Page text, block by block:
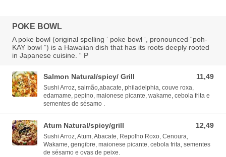
POKE BOWL
A poke bowl (original spelling ‘ poke bowl ‘, pronounced “poh-
KAY bowl ”) is a Hawaiian dish that has its roots deeply rooted
in Japanese cuisine. “ P
Salmon Natural/spicy/ Grill 11,49
11,49 EUR
Sushi Arroz, salmão,abacate, philadelphia, couve roxa,
edamame, pepino, maionese picante, wakame, cebola frita e
sementes de sésamo .
Atum Natural/spicy/grill 12,49
12,49 EUR
Sushi Arroz, Atum, Abacate, Repolho Roxo, Cenoura,
Wakame, gengibre, maionese picante, cebola frita, sementes
de sésamo e ovas de peixe.